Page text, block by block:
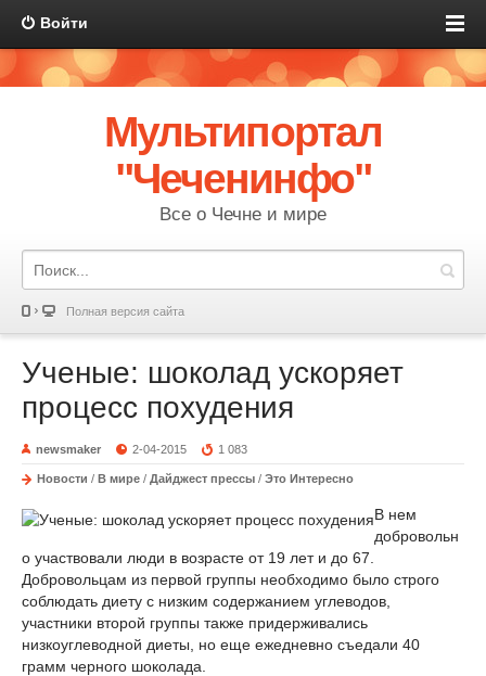
Войти
Мультипортал
"Чеченинфо"
Все о Чечне и мире
Полная версия сайта
Ученые: шоколад ускоряет
процесс похудения
newsmaker 2-04-2015 1 083
Новости / В мире / Дайджест прессы / Это Интересно
В нем
добровольн
о участвовали люди в возрасте от 19 лет и до 67.
Добровольцам из первой группы необходимо было строго
соблюдать диету с низким содержанием углеводов,
участники второй группы также придерживались
низкоуглеводной диеты, но еще ежедневно съедали 40
грамм черного шоколада.